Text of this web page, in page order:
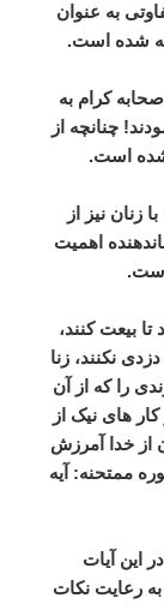
به عنوان
شده است.
صحابه کرام به
!چنانچه از
است.
با زنان نیز
از
اهمیت
است.
تا بیعت کنند،
دزدی نکنند، زنا
را که از
آن
کار های نیک از
از خدا
آمرزش
ممتحنه: آیه
در این آیات
به رعایت نکات